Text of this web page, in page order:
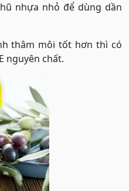
nhựa nhỏ để dùng dần
thâm môi tốt hơn thì có
nguyên chất.